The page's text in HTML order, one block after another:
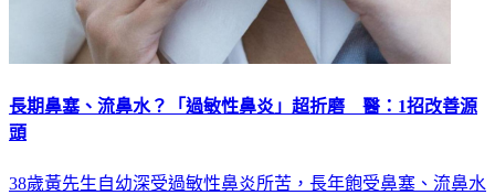
長期鼻塞、流鼻水？「過敏性鼻炎」超折磨 醫：1招改善源
頭
38歲黃先生自幼深受過敏性鼻炎所苦，長年飽受鼻塞、流鼻水